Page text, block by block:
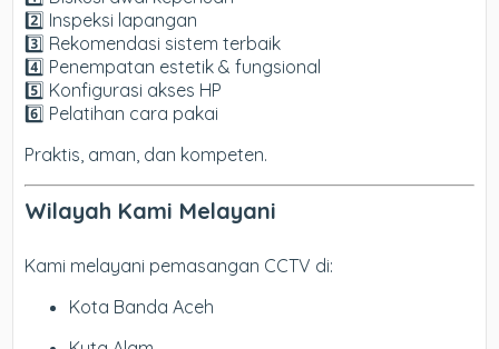
2️⃣ Inspeksi lapangan
3️⃣ Rekomendasi sistem terbaik
4️⃣ Penempatan estetik & fungsional
5️⃣ Konfigurasi akses HP
6️⃣ Pelatihan cara pakai
Praktis, aman, dan kompeten.
Wilayah Kami Melayani
Kami melayani pemasangan CCTV di:
Kota Banda Aceh